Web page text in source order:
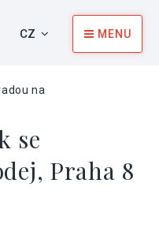
CZ MENU
na
se
Praha 8